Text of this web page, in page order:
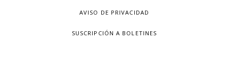
AVISO DE PRIVACIDAD
SUSCRIPCIÓN A BOLETINES